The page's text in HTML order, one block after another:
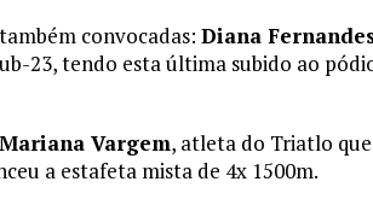
convocadas: Diana
23, tendo esta última subido ao
Mariana Vargem, atleta do Triatlo
a estafeta mista de 4x 1500m.